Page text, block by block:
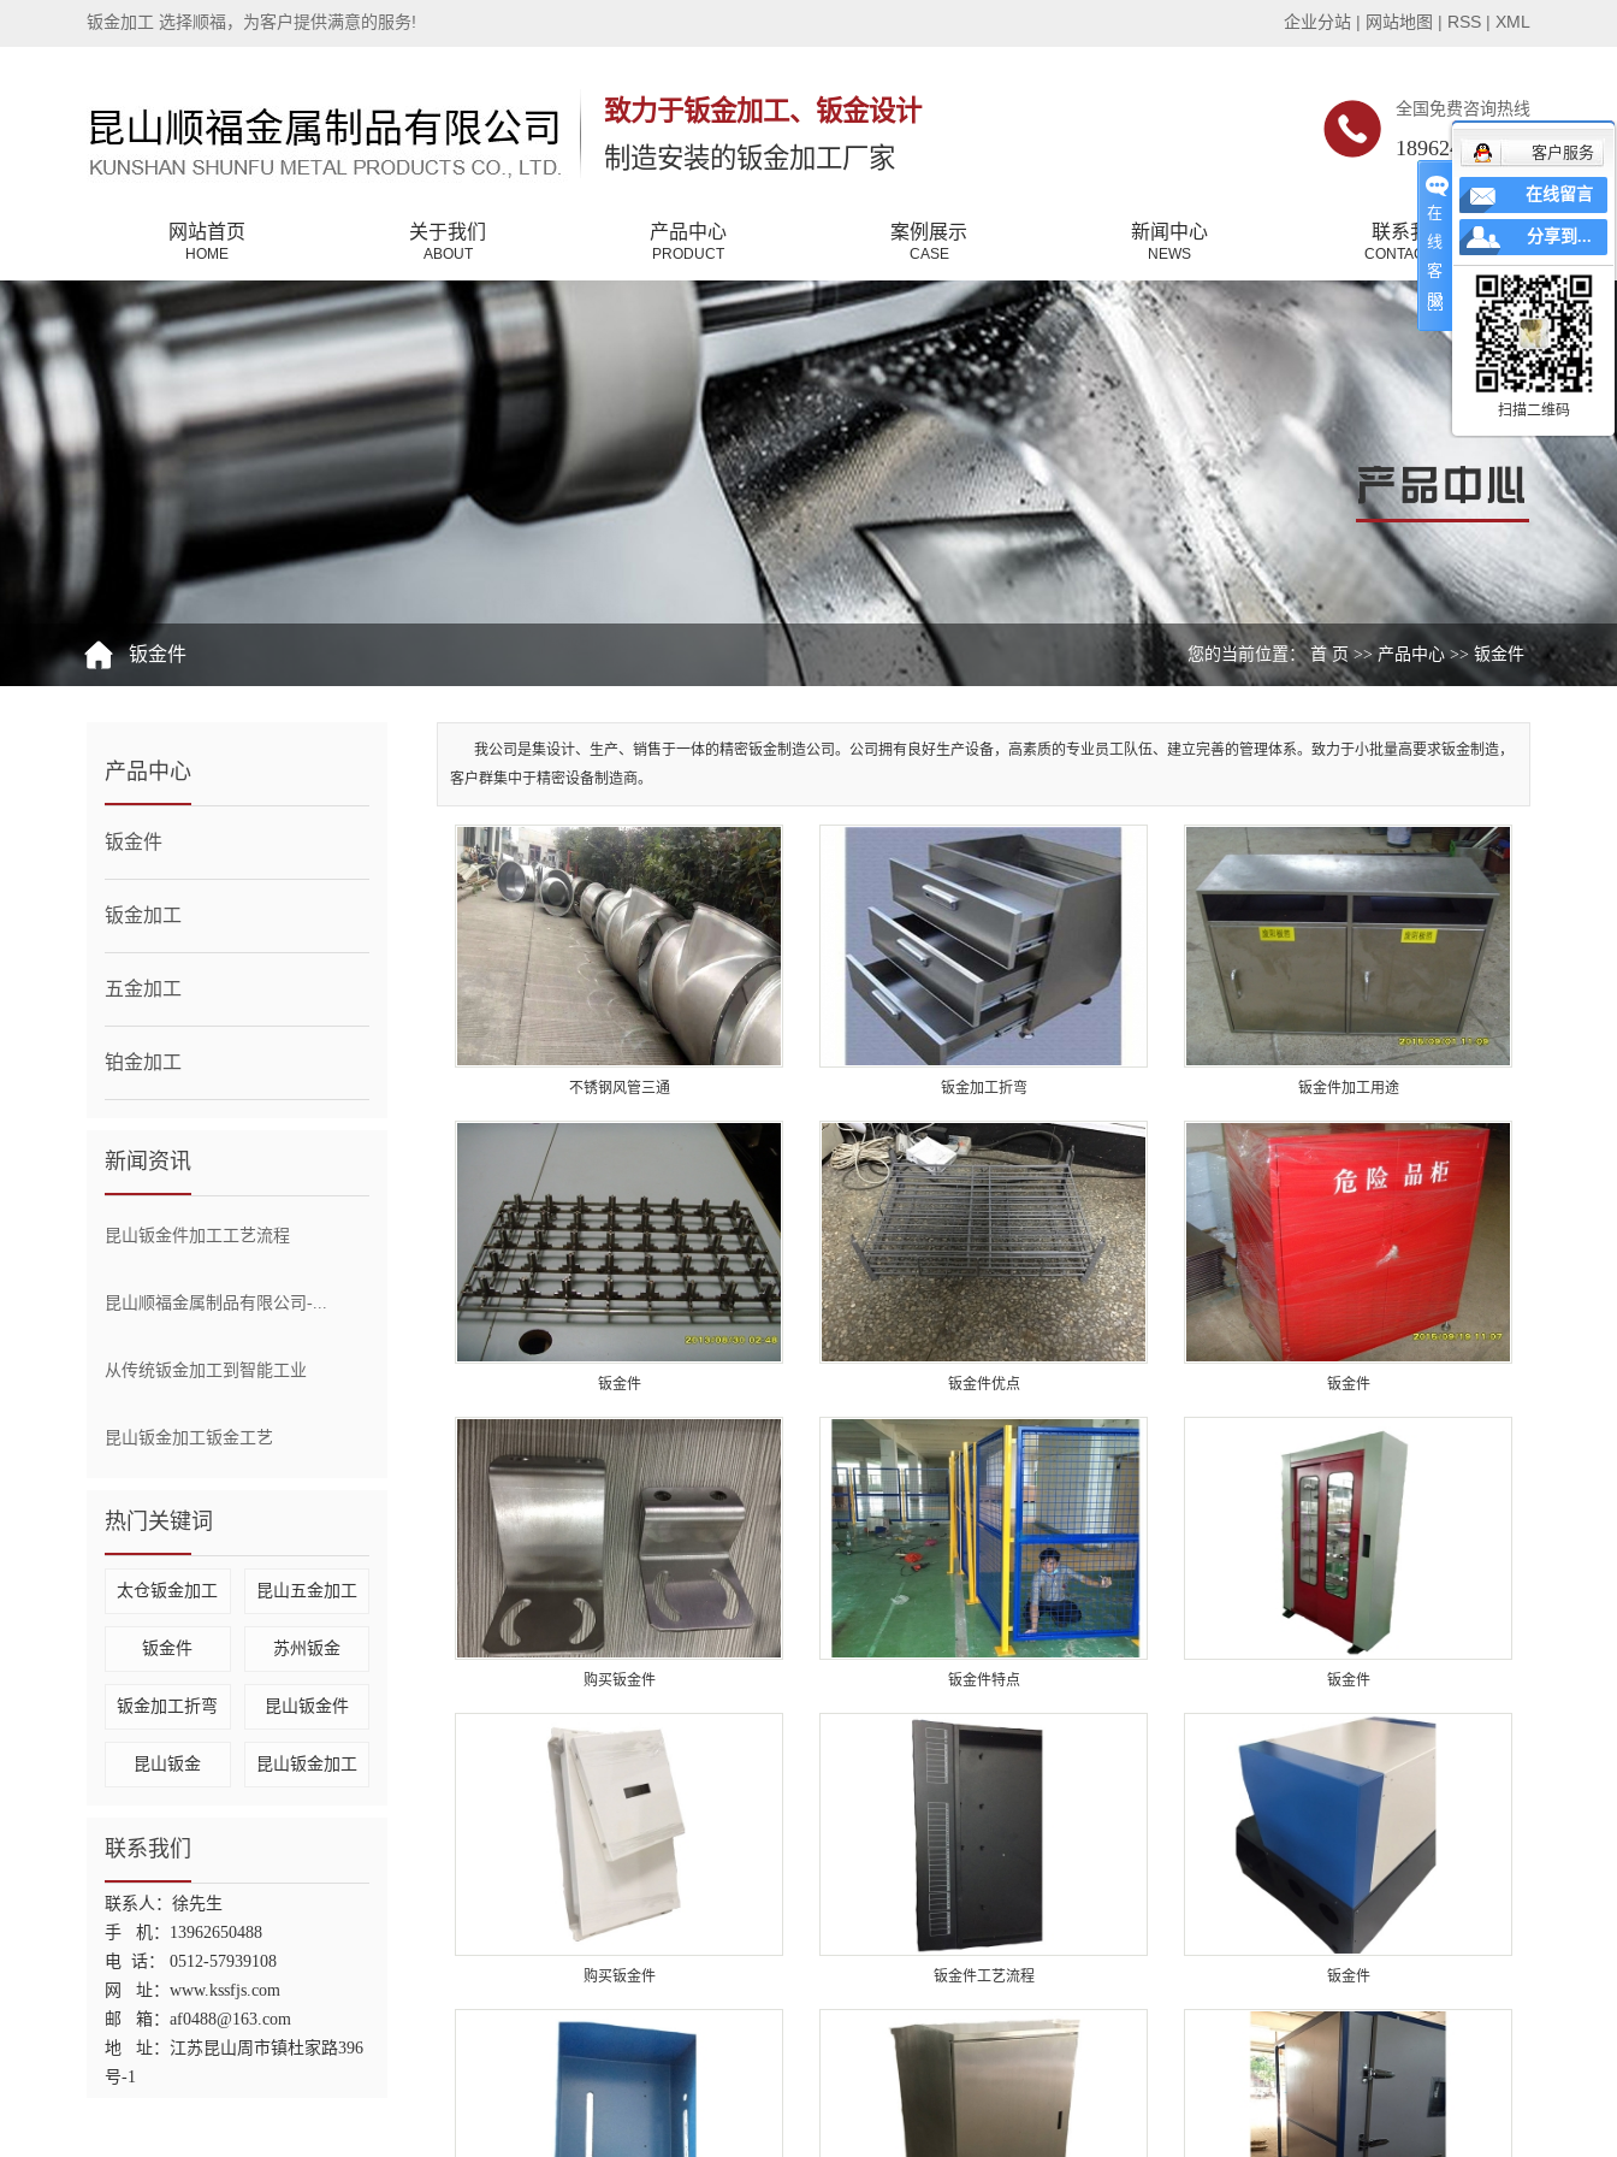
钣金加工 选择顺福，为客户提供满意的服务! 企业分站 | 网站地图 | RSS | XML
致力于钣金加工、钣金设计
制造安装的钣金加工厂家
全国免费咨询热线
18962485509
网站首页
HOME
关于我们
ABOUT
公司简介
联系我们
产品中心
PRODUCT
钣金件
钣金加工
五金加工
铂金加工
案例展示
CASE
公司新闻
行业新闻
常见问题
新闻中心
NEWS
公司新闻
行业新闻
常见问题
联系我们
CONTACT US
钣金件 您的当前位置：首 页>>产品中心>> 钣金件
产品中心
钣金件
钣金加工
五金加工
铂金加工
新闻资讯
昆山钣金件加工工艺流程
昆山顺福金属制品有限公司-...
从传统钣金加工到智能工业
昆山钣金加工钣金工艺
热门关键词
太仓钣金加工 昆山五金加工
钣金件 苏州钣金
钣金加工折弯 昆山钣金件
昆山钣金 昆山钣金加工
联系我们
联系人：徐先生
手 机：13962650488
电 话： 0512-57939108
网 址：www.kssfjs.com
邮 箱：af0488@163.com
地 址： 江苏昆山周市镇杜家路396
号-1
我公司是集设计、生产、销售于一体的精密钣金制造公司。公司拥有良好生产设备，高素质的专业员工队伍、建立完善的管理体系。致力于小批量高要求钣金制造，
客户群集中于精密设备制造商。
不锈钢风管三通 钣金加工折弯 钣金件加工用途
钣金件 钣金件优点 钣金件
购买钣金件 钣金件特点 钣金件
购买钣金件 钣金件工艺流程 钣金件
在
线
客
服
客户服务
在线留言
分享到...
扫描二维码